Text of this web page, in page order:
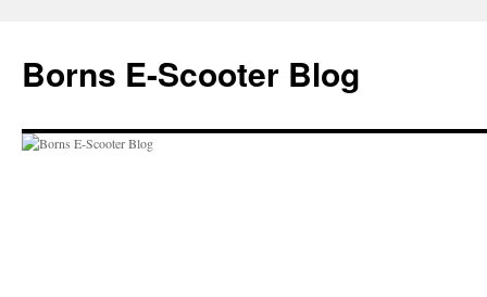
springen
Borns E-Scooter Blog